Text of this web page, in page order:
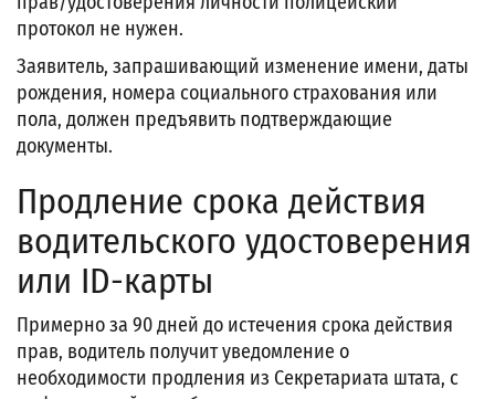
протокол не нужен.
Заявитель, запрашивающий изменение имени, даты
рождения, номера социального страхования или
пола, должен предъявить подтверждающие
документы.
Продление срока действия
водительского удостоверения
или ID-карты
Примерно за 90 дней до истечения срока действия
прав, водитель получит уведомление о
необходимости продления из Секретариата штата, с